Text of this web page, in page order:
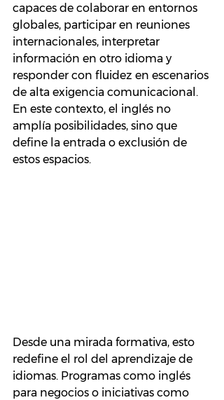
capaces de colaborar en entornos
globales, participar en reuniones
internacionales, interpretar
información en otro idioma y
responder con fluidez en escenarios
de alta exigencia comunicacional.
En este contexto, el inglés no
amplía posibilidades, sino que
define la entrada o exclusión de
estos espacios.
Desde una mirada formativa, esto
redefine el rol del aprendizaje de
idiomas. Programas como inglés
para negocios o iniciativas como